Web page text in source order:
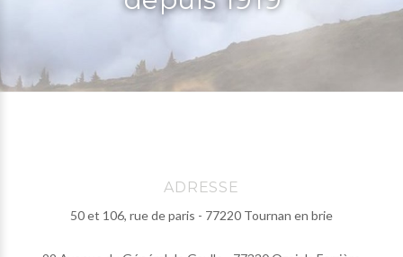
ADRESSE
50 et 106, rue de paris - 77220 Tournan en brie